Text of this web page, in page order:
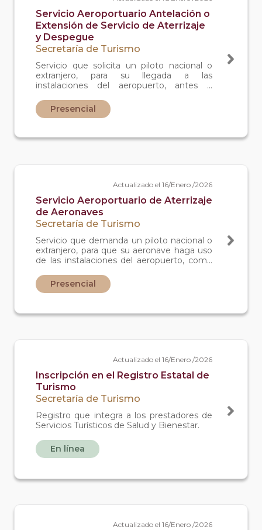
Servicio Aeroportuario Antelación o
Extensión de Servicio de Aterrizaje
y Despegue
Secretaría de Turismo
Servicio que solicita un piloto nacional o
extranjero, para su llegada a las
instalaciones del aeropuerto, antes o
Presencial
Actualizado el 16/Enero /2026
Servicio Aeroportuario de Aterrizaje
de Aeronaves
Secretaría de Turismo
Servicio que demanda un piloto nacional o
extranjero, para que su aeronave haga uso
de las instalaciones del aeropuerto, como
estacionamiento.
Presencial
Actualizado el 16/Enero /2026
Inscripción en el Registro Estatal de
Turismo
Secretaría de Turismo
Registro que integra a los prestadores de
Servicios Turísticos de Salud y Bienestar.
En línea
Actualizado el 16/Enero /2026